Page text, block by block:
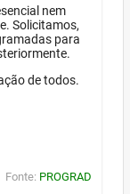
nem
Solicitamos,
para
de todos.
Fonte: PROGRAD